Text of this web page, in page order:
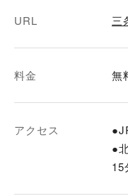
URL 三
料金 無
アクセス
●
15